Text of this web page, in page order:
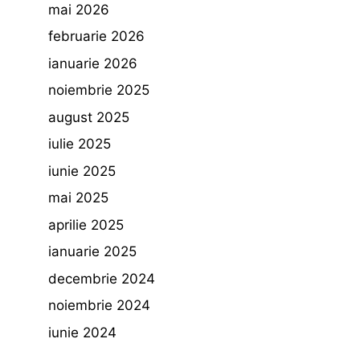
mai 2026
februarie 2026
ianuarie 2026
noiembrie 2025
august 2025
iulie 2025
iunie 2025
mai 2025
aprilie 2025
ianuarie 2025
decembrie 2024
noiembrie 2024
iunie 2024